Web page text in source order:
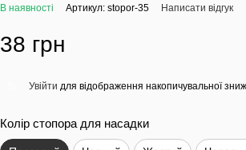
В наявності Артикул: stopor-35 Написати відгук
38 грн
Увійти для відображення накопичувальної
Колір стопора для насадки